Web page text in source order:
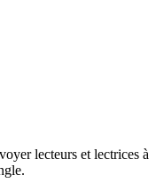
lecteurs et lectrices à